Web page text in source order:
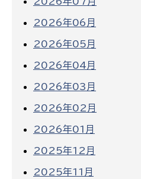
2026年06月
2026年05月
2026年04月
2026年03月
2026年02月
2026年01月
2025年12月
2025年11月